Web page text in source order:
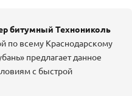
битумный Технониколь
по всему Краснодарскому
предлагает данное
с быстрой